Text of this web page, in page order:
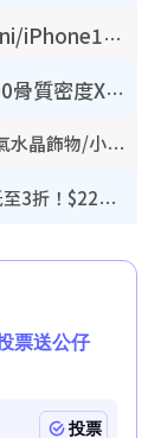
豐澤優惠勁減低至44折！Mac mini/iPhone17Pro大減價！廚房家電$220起
港大推賽馬會強化骨骼計劃！$100骨質密度X光檢查 完成免費運動訓練送超市禮券！附參加資格
Swarovski Outlet專區低至半價！人氣水晶飾物/小擺設$138起！迪士尼款/水晶高跟鞋都有平
廚具開倉｜特福Tefal廚具/家電開倉低至3折！$220起買平底鍋/炒鑊/湯煲！電飯煲/吸塵機/燙斗$418起